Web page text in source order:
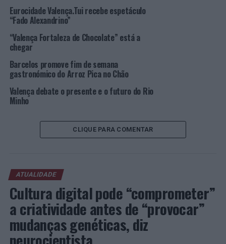
PRÓXIMO
Sintra: A descida para as cinzas” de Jaime Rocha no
Centro Cultural Olga Cadaval
NÃO PERCA
Barcelos: O Dia dos Namorados nas bibliotecas do
Cávado
Eurocidade Valença.Tui recebe espetáculo
“Fado Alexandrino”
“Valença Fortaleza de Chocolate” está a
chegar
Barcelos promove fim de semana
gastronómico do Arroz Pica no Chão
Valença debate o presente e o futuro do Rio
Minho
CLIQUE PARA COMENTAR
ATUALIDADE
Cultura digital pode “comprometer”
a criatividade antes de “provocar”
mudanças genéticas, diz